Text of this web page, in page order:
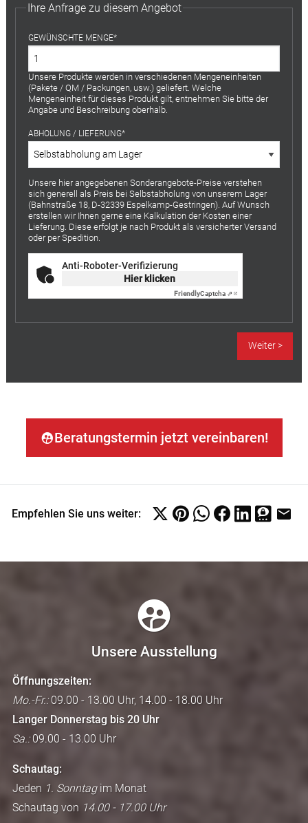
Ihre Anfrage zu diesem Angebot
GEWÜNSCHTE MENGE
Unsere Produkte werden in verschiedenen Mengeneinheiten
(Pakete / QM / Packungen, usw.) geliefert. Welche
Mengeneinheit für dieses Produkt gilt, entnehmen Sie bitte der
Angabe und Beschreibung oberhalb.
ABHOLUNG / LIEFERUNG
Unsere hier angegebenen Sonderangebote-Preise verstehen
sich generell als Preis bei Selbstabholung von unserem Lager
(Bahnstraße 18, D-32339 Espelkamp-Gestringen). Auf Wunsch
erstellen wir Ihnen gerne eine Kalkulation der Kosten einer
Lieferung. Diese erfolgt je nach Produkt als versicherter Versand
oder per Spedition.
Anti-Roboter-Verifizierung
Hier klicken
FriendlyCaptcha ⇗
Beratungstermin jetzt vereinbaren!
Empfehlen Sie uns weiter:
Unsere Ausstellung
Öffnungszeiten:
Mo.-Fr.:09.00 - 13.00 Uhr, 14.00 - 18.00 Uhr
Langer Donnerstag bis 20 Uhr
Sa.:09.00 - 13.00 Uhr
Schautag:
Jeden 1. Sonntagim Monat
Schautag von 14.00 - 17.00 Uhr